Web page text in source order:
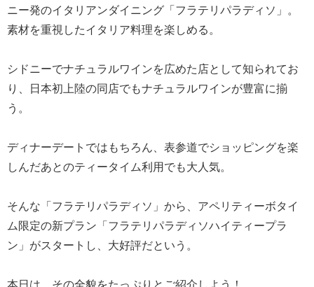
ニー発のイタリアンダイニング「フラテリパラディソ」。
素材を重視したイタリア料理を楽しめる。
シドニーでナチュラルワインを広めた店として知られてお
り、日本初上陸の同店でもナチュラルワインが豊富に揃
う。
ディナーデートではもちろん、表参道でショッピングを楽
しんだあとのティータイム利用でも大人気。
そんな「フラテリパラディソ」から、アペリティーボタイ
ム限定の新プラン「フラテリパラディソハイティープラ
ン」がスタートし、大好評だという。
本日は、その全貌をたっぷりとご紹介しよう！